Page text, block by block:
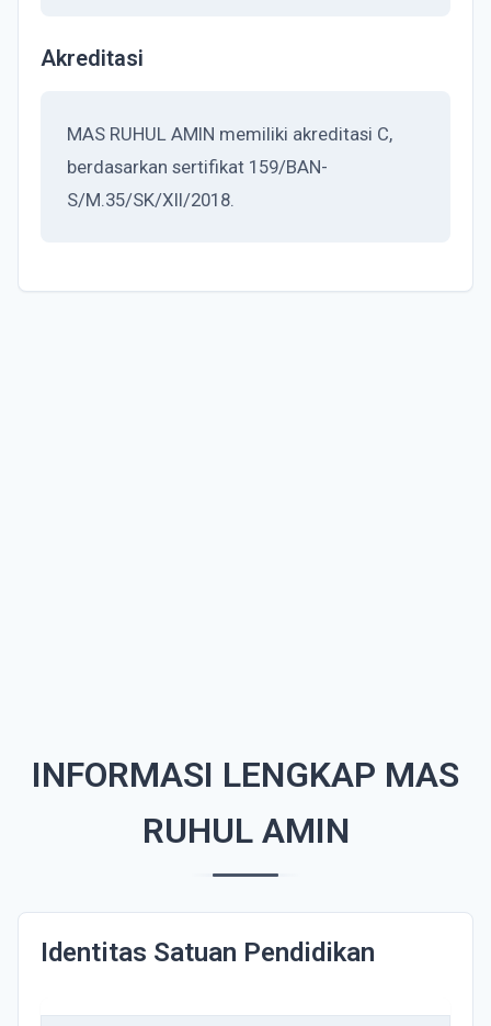
Akreditasi
MAS RUHUL AMIN memiliki akreditasi C,
berdasarkan sertifikat 159/BAN-
S/M.35/SK/XII/2018.
INFORMASI LENGKAP MAS
RUHUL AMIN
Identitas Satuan Pendidikan